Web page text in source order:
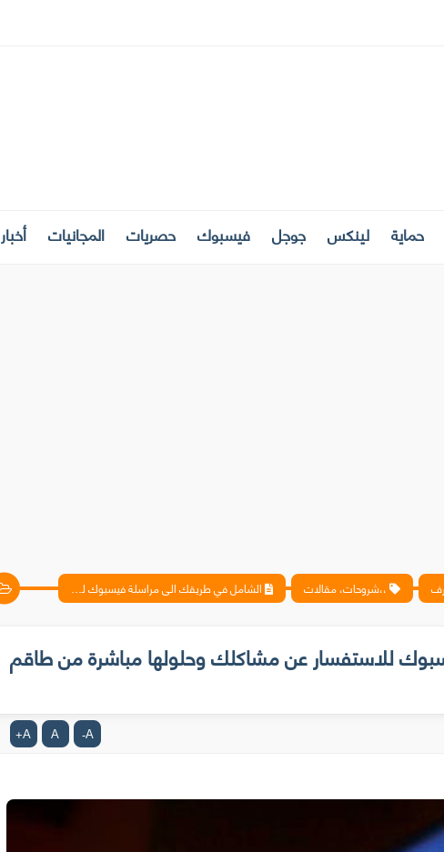
حماية لينكس جوجل فيسبوك حصريات المجانيات أخبار
،،شروحات، مقالات الشامل في طريقك الى مراسلة فيسبوك للاستفسار عن مشاكلك وحلولها مباشرة من طاقم عمل الموقع
للاستفسار عن مشاكلك وحلولها مباشرة من طاقم
A
-
A
A
+